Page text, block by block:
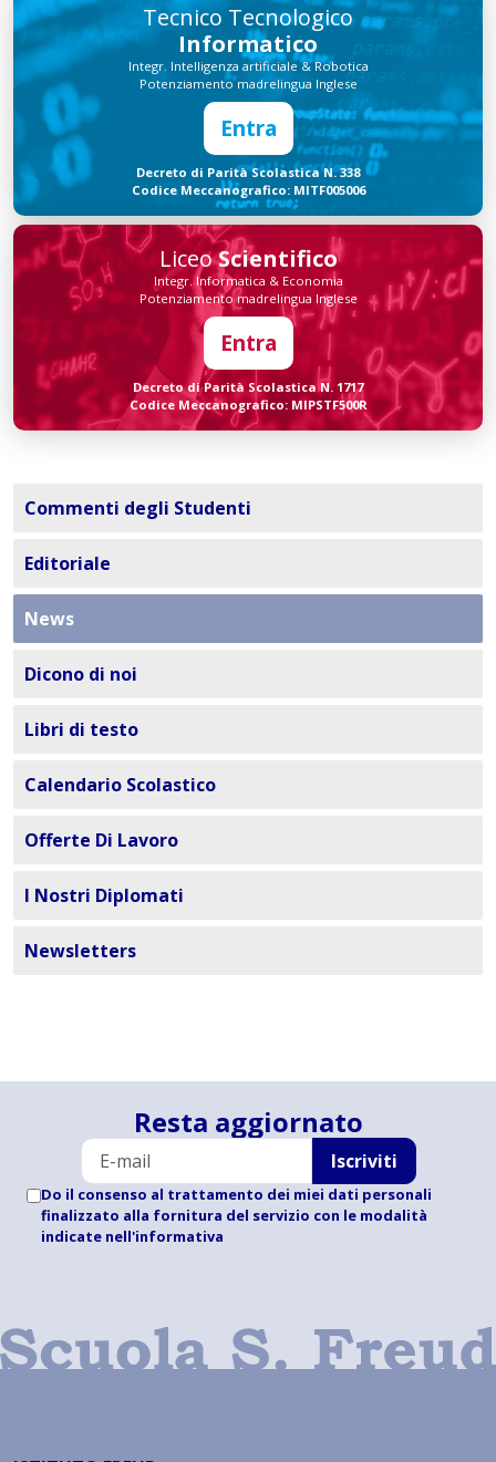
Tecnico Tecnologico
Informatico
Integr. Intelligenza artificiale & Robotica
Potenziamento madrelingua Inglese
Entra
Decreto di Parità Scolastica N. 338
Codice Meccanografico: MITF005006
LiceoScientifico
Integr. Informatica & Economia
Potenziamento madrelingua Inglese
Entra
Decreto di Parità Scolastica N. 1717
Codice Meccanografico: MIPSTF500R
Commenti degli Studenti
Editoriale
News
Dicono di noi
Libri di testo
Calendario Scolastico
Offerte Di Lavoro
I Nostri Diplomati
Newsletters
Resta aggiornato
Iscriviti
Do il consenso al trattamento dei miei dati personali
finalizzato alla fornitura del servizio con le modalità
indicate nell'informativa